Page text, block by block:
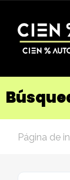
Página de